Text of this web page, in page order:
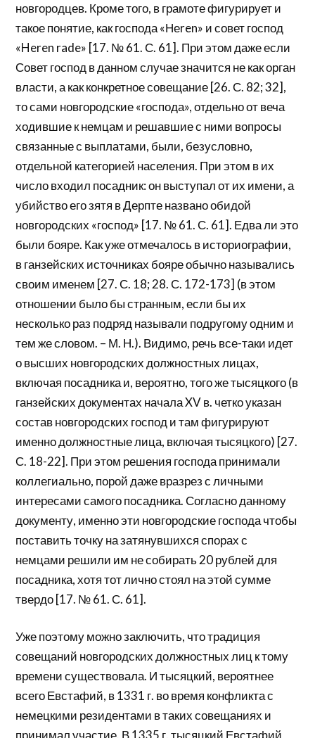
новгородцев. Кроме того, в грамоте фигурирует и
такое понятие, как господа «Неren» и совет господ
«Heren rade» [17. № 61. С. 61]. При этом даже если
Совет господ в данном случае значится не как орган
власти, а как конкретное совещание [26. С. 82; 32],
то сами новгородские «господа», отдельно от веча
ходившие к немцам и решавшие с ними вопросы
связанные с выплатами, были, безусловно,
отдельной категорией населения. При этом в их
число входил посадник: он выступал от их имени, а
убийство его зятя в Дерпте названо обидой
новгородских «господ» [17. № 61. С. 61]. Едва ли это
были бояре. Как уже отмечалось в историографии,
в ганзейских источниках бояре обычно назывались
своим именем [27. С. 18; 28. С. 172-173] (в этом
отношении было бы странным, если бы их
несколько раз подряд называли подругому одним и
тем же словом. – М. Н.). Видимо, речь все-таки идет
о высших новгородских должностных лицах,
включая посадника и, вероятно, того же тысяцкого (в
ганзейских документах начала XV в. четко указан
состав новгородских господ и там фигурируют
именно должностные лица, включая тысяцкого) [27.
С. 18-22]. При этом решения господа принимали
коллегиально, порой даже вразрез с личными
интересами самого посадника. Согласно данному
документу, именно эти новгородские господа чтобы
поставить точку на затянувшихся спорах с
немцами решили им не собирать 20 рублей для
посадника, хотя тот лично стоял на этой сумме
твердо [17. № 61. С. 61].
Уже поэтому можно заключить, что традиция
совещаний новгородских должностных лиц к тому
времени существовала. И тысяцкий, вероятнее
всего Евстафий, в 1331 г. во время конфликта с
немецкими резидентами в таких совещаниях и
принимал участие. В 1335 г. тысяцкий Евстафий